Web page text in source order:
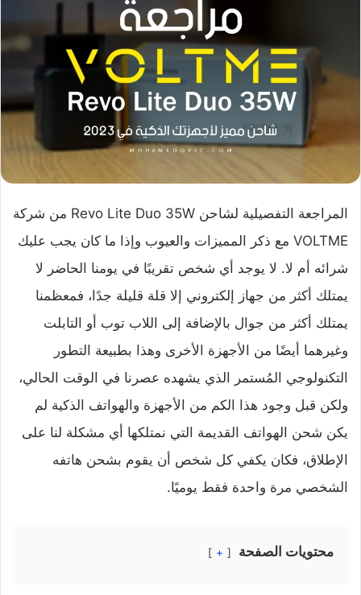
المراجعة التفصيلية لشاحن Revo Lite Duo 35W من شركة
VOLTME مع ذكر المميزات والعيوب وإذا ما كان يجب عليك
شرائه أم لا. لا يوجد أي شخص تقريبًا في يومنا الحاضر لا
يمتلك أكثر من جهاز إلكتروني إلا قلة قليلة جدًا، فمعظمنا
يمتلك أكثر من جوال بالإضافة إلى اللاب توب أو التابلت
وغيرهما أيضًا من الأجهزة الأخرى وهذا بطبيعة التطور
التكنولوجي المُستمر الذي يشهده عصرنا في الوقت الحالي،
ولكن قبل وجود هذا الكم من الأجهزة والهواتف الذكية لم
يكن شحن الهواتف القديمة التي نمتلكها أي مشكلة لنا على
الإطلاق، فكان يكفي كل شخص أن يقوم بشحن هاتفه
الشخصي مرة واحدة فقط يوميًا.
محتويات الصفحة +